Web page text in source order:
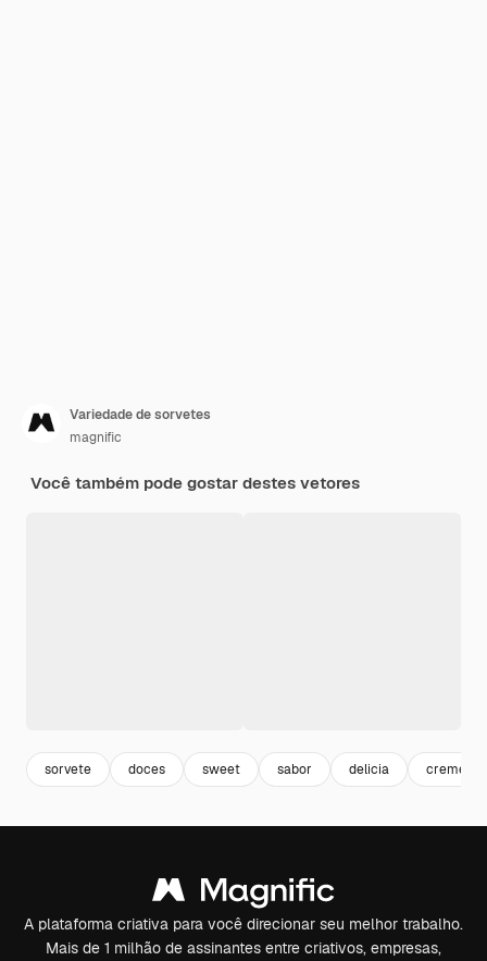
Variedade de sorvetes
magnific
Você também pode gostar destes vetores
sorvete doces sweet sabor delicia creme
A plataforma criativa para você direcionar seu melhor trabalho.
Mais de 1 milhão de assinantes entre criativos, empresas,